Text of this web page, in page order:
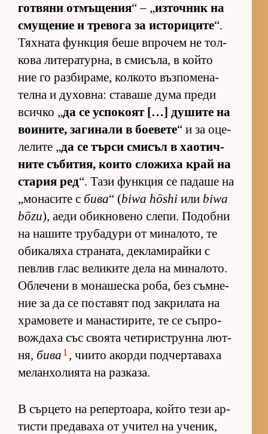
гот­вяни от­мъ­ще­ния“ – „из­точ­ник на
сму­ще­ние и тре­вога за ис­то­ри­ците“.
Тях­ната фун­к­ция беше впро­чем не тол­
кова ли­те­ра­тур­на, в сми­съ­ла, в който
ние го раз­би­ра­ме, кол­кото въз­по­ме­на­
телна и ду­хов­на: ста­ваше дума преди
всичко „да се ус­по­коят […] ду­шите на
во­и­ни­те, за­ги­нали в бо­е­вете“ и за оце­
ле­лите „да се търси сми­съл в ха­о­тич­
ните съ­би­тия, ко­ито сло­жиха край на
ста­рия ред“. Тази фун­к­ция се па­даше на
„мо­на­сите с бива“ (biwa hōshi или biwa
bōzu), аеди обик­но­вено сле­пи. По­добни
на на­шите тру­ба­дури от ми­на­ло­то, те
оби­ка­ляха стра­на­та, дек­ла­ми­райки с
пев­лив глас ве­ли­ките дела на ми­на­ло­то.
Об­ле­чени в мо­на­шеска ро­ба, без съм­не­
ние за да се пос­та­вят под зак­ри­лата на
хра­мо­вете и ма­нас­ти­ри­те, те се съп­ро­
вож­даха със сво­ята че­ти­рис­т­рунна лют­
ня, бива 1 , чи­ито акорди под­чер­та­ваха
ме­лан­хо­ли­ята на раз­ка­за.
В сър­цето на ре­пер­то­а­ра, който тези ар­
тисти пре­да­ваха от учи­тел на уче­ник,